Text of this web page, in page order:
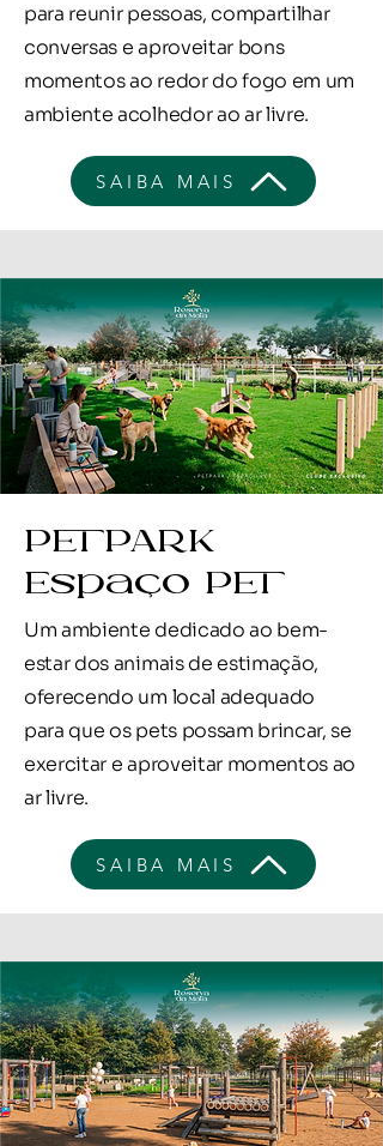
para reunir pessoas, compartilhar
conversas e aproveitar bons
momentos ao redor do fogo em um
ambiente acolhedor ao ar livre.
SAIBA MAIS
PETPARK
Espaço PET
Um ambiente dedicado ao bem-
estar dos animais de estimação,
oferecendo um local adequado
para que os pets possam brincar, se
exercitar e aproveitar momentos ao
ar livre.
SAIBA MAIS